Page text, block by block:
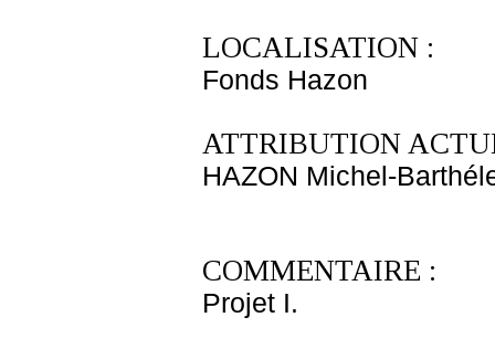
LOCALISATION :
Fonds Hazon
ATTRIBUTION
HAZON Michel-
COMMENTAIRE :
Projet I.